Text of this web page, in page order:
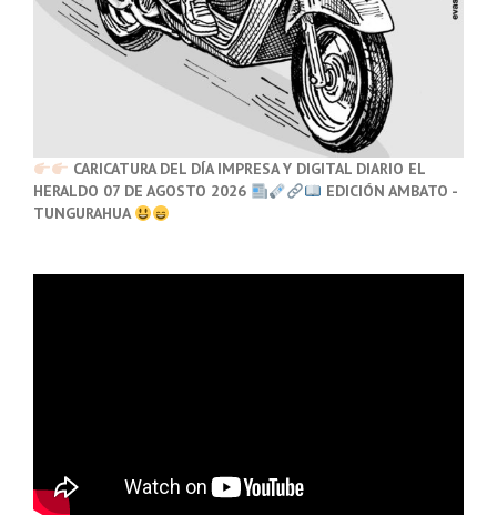
CARICATURA DEL DÍA IMPRESA Y DIGITAL DIARIO EL
HERALDO 07 DE AGOSTO 2026
EDICIÓN AMBATO -
TUNGURAHUA